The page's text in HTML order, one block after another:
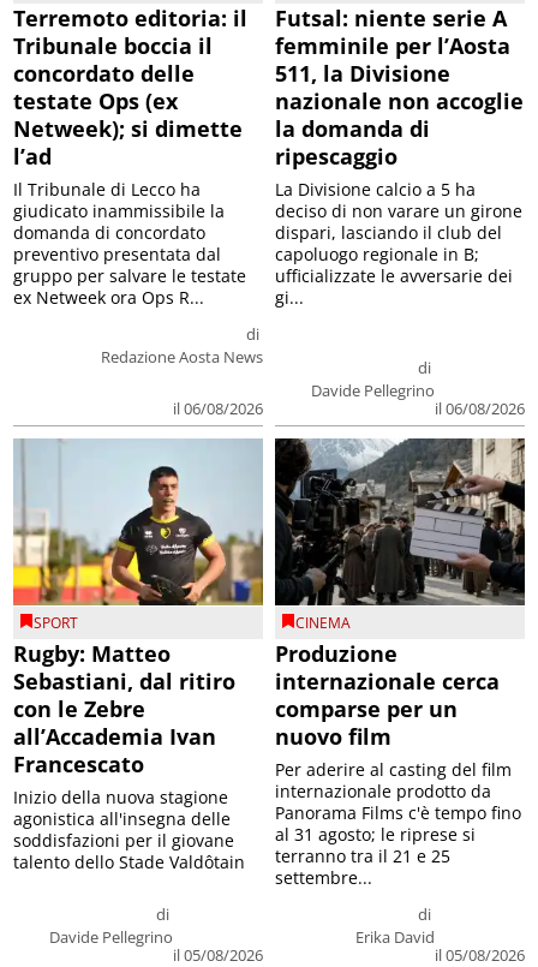
Terremoto editoria: il
Tribunale boccia il
concordato delle
testate Ops (ex
Netweek); si dimette
l’ad
di
Redazione Aosta News
il 06/08/2026
Il Tribunale di Lecco ha
giudicato inammissibile la
domanda di concordato
preventivo presentata dal
gruppo per salvare le testate
ex Netweek ora Ops R...
Futsal: niente serie A
femminile per l’Aosta
511, la Divisione
nazionale non accoglie
la domanda di
ripescaggio
di
Davide Pellegrino
il 06/08/2026
La Divisione calcio a 5 ha
deciso di non varare un girone
dispari, lasciando il club del
capoluogo regionale in B;
ufficializzate le avversarie dei
gi...
SPORT
Rugby: Matteo
Sebastiani, dal ritiro
con le Zebre
all’Accademia Ivan
Francescato
di
Davide Pellegrino
il 05/08/2026
Inizio della nuova stagione
agonistica all'insegna delle
soddisfazioni per il giovane
talento dello Stade Valdôtain
CINEMA
Produzione
internazionale cerca
comparse per un
nuovo film
di
Erika David
il 05/08/2026
Per aderire al casting del film
internazionale prodotto da
Panorama Films c'è tempo fino
al 31 agosto; le riprese si
terranno tra il 21 e 25
settembre...